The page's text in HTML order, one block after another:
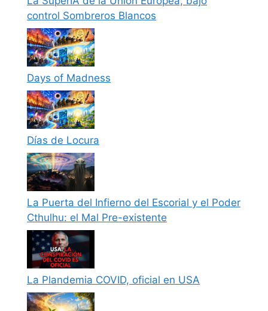
control Sombreros Blancos
Days of Madness
Días de Locura
La Puerta del Infierno del Escorial y el Poder
Cthulhu: el Mal Pre-existente
La Plandemia COVID, oficial en USA